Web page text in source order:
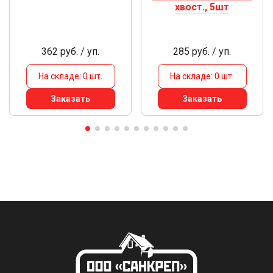
362 руб. / уп.
На складе: 0 шт.
Заказать
хвост., 5шт
285 руб. / уп.
На складе: 0 шт.
Заказать